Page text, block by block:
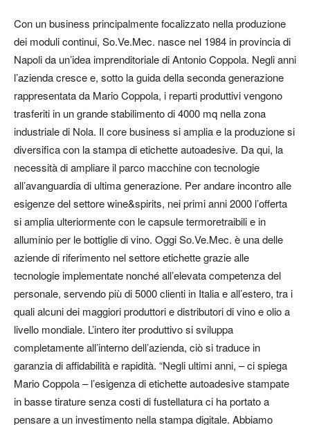
Con un business principalmente focalizzato nella produzione
dei moduli continui, So.Ve.Mec. nasce nel 1984 in provincia di
Napoli da un’idea imprenditoriale di Antonio Coppola. Negli anni
l’azienda cresce e, sotto la guida della seconda generazione
rappresentata da Mario Coppola, i reparti produttivi vengono
trasferiti in un grande stabilimento di 4000 mq nella zona
industriale di Nola. Il core business si amplia e la produzione si
diversifica con la stampa di etichette autoadesive. Da qui, la
necessità di ampliare il parco macchine con tecnologie
all’avanguardia di ultima generazione. Per andare incontro alle
esigenze del settore wine&spirits, nei primi anni 2000 l’offerta
si amplia ulteriormente con le capsule termoretraibili e in
alluminio per le bottiglie di vino. Oggi So.Ve.Mec. è una delle
aziende di riferimento nel settore etichette grazie alle
tecnologie implementate nonché all’elevata competenza del
personale, servendo più di 5000 clienti in Italia e all’estero, tra i
quali alcuni dei maggiori produttori e distributori di vino e olio a
livello mondiale. L’intero iter produttivo si sviluppa
completamente all’interno dell’azienda, ciò si traduce in
garanzia di affidabilità e rapidità. “Negli ultimi anni, – ci spiega
Mario Coppola – l’esigenza di etichette autoadesive stampate
in basse tirature senza costi di fustellatura ci ha portato a
pensare a un investimento nella stampa digitale. Abbiamo